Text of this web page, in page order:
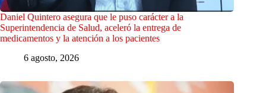
Daniel Quintero asegura que le puso carácter a la
Superintendencia de Salud, aceleró la entrega de
medicamentos y la atención a los pacientes
6 agosto, 2026